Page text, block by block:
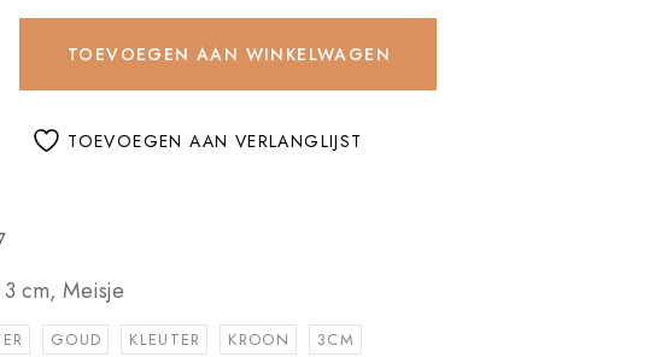
Goud glitter quantity
TOEVOEGEN AAN WINKELWAGEN
TOEVOEGEN AAN VERLANGLIJST
3 cm, Meisje
GOUD KLEUTER KROON
3CM